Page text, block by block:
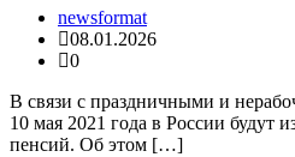
newsformat
08.01.2026
0
В связи с праздничными и
10 мая 2021 года в России будут
пенсий. Об этом […]